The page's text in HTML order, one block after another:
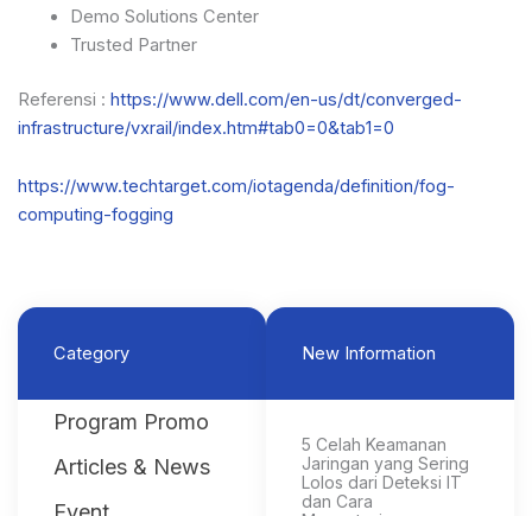
Demo Solutions Center
Trusted Partner
Referensi : https://www.dell.com/en-us/dt/converged-
infrastructure/vxrail/index.htm#tab0=0&tab1=0
https://www.techtarget.com/iotagenda/definition/fog-
computing-fogging
Category
Program Promo
Articles & News
New Information
5 Celah Keamanan
Jaringan yang Sering
Lolos dari Deteksi IT
dan Cara